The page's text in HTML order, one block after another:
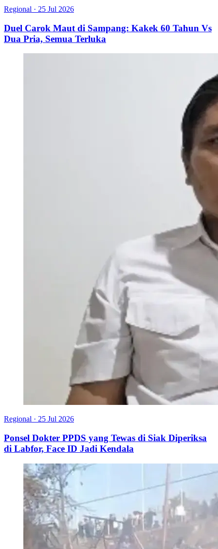
Regional · 25 Jul 2026
Duel Carok Maut di Sampang: Kakek 60 Tahun Vs
Dua Pria, Semua Terluka
Regional · 25 Jul 2026
Ponsel Dokter PPDS yang Tewas di Siak Diperiksa
di Labfor, Face ID Jadi Kendala